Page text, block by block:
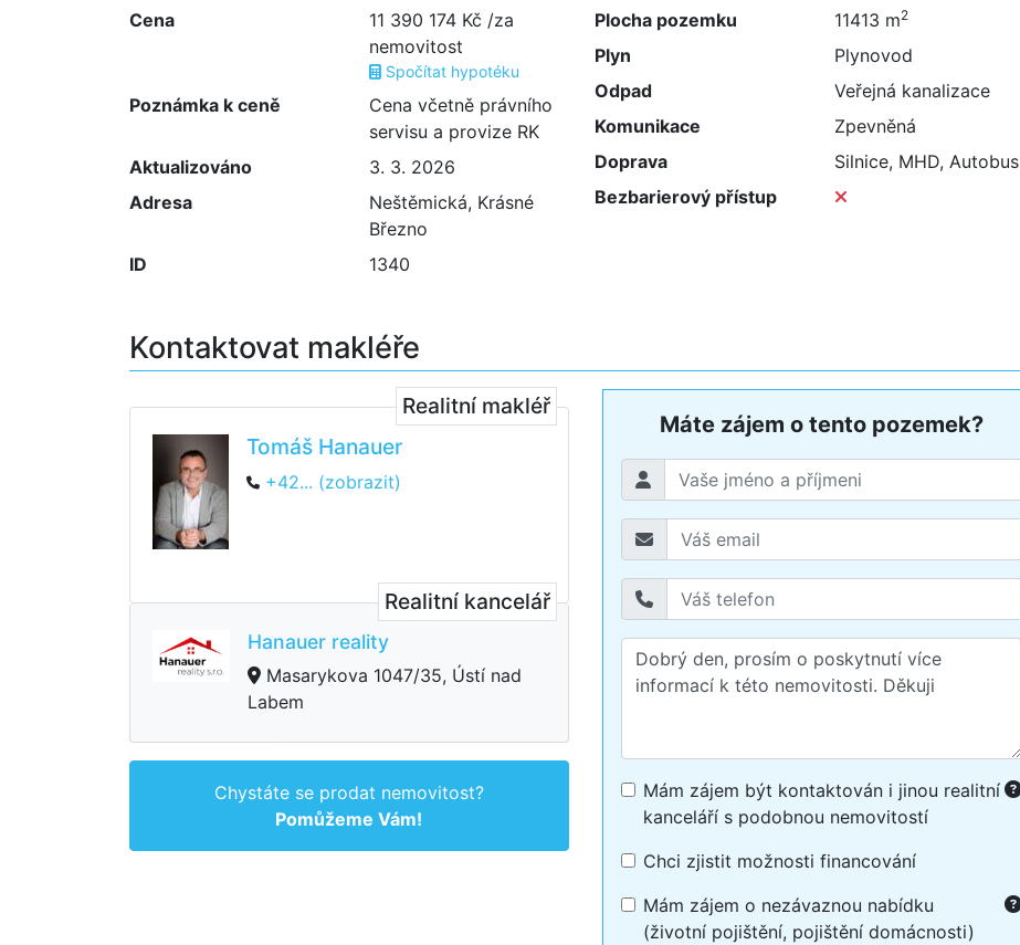
Cena
11 390 174 Kč /za
nemovitost
Spočítat hypotéku
Poznámka k ceně
Cena včetně právního
servisu a provize RK
Aktualizováno
3. 3. 2026
Adresa
Neštěmická, Krásné
Březno
ID
1340
Plocha pozemku 11413 m2
Plyn
Plynovod
Odpad
Veřejná kanalizace
Komunikace
Zpevněná
Doprava
Silnice, MHD, Autobus
Bezbarierový přístup
Kontaktovat makléře
Realitní makléř
Tomáš Hanauer
+42... (zobrazit)
Realitní kancelář
Hanauer reality
Masarykova 1047/35, Ústí nad
Labem
Chystáte se prodat nemovitost?
Pomůžeme Vám!
Máte zájem o tento pozemek?
Mám zájem být kontaktován i jinou realitní
kanceláří s podobnou nemovitostí
Chci zjistit možnosti financování
Mám zájem o nezávaznou nabídku
(životní pojištění, pojištění domácnosti)